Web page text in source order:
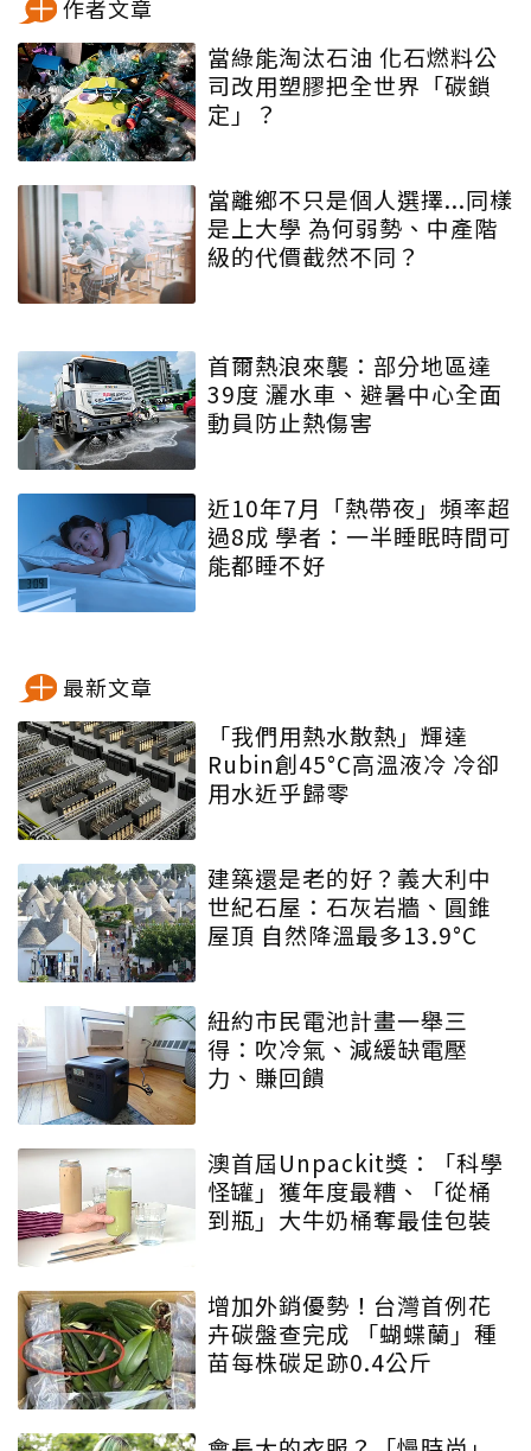
作者文章
當綠能淘汰石油 化石燃料公
司改用塑膠把全世界「碳鎖
定」？
當離鄉不只是個人選擇...同樣
是上大學 為何弱勢、中產階
級的代價截然不同？
首爾熱浪來襲：部分地區達
39度 灑水車、避暑中心全面
動員防止熱傷害
近10年7月「熱帶夜」頻率超
過8成 學者：一半睡眠時間可
能都睡不好
最新文章
「我們用熱水散熱」輝達
Rubin創45°C高溫液冷 冷卻
用水近乎歸零
建築還是老的好？義大利中
世紀石屋：石灰岩牆、圓錐
屋頂 自然降溫最多13.9°C
紐約市民電池計畫一舉三
得：吹冷氣、減緩缺電壓
力、賺回饋
澳首屆Unpackit獎：「科學
怪罐」獲年度最糟、「從桶
到瓶」大牛奶桶奪最佳包裝
增加外銷優勢！台灣首例花
卉碳盤查完成 「蝴蝶蘭」種
苗每株碳足跡0.4公斤